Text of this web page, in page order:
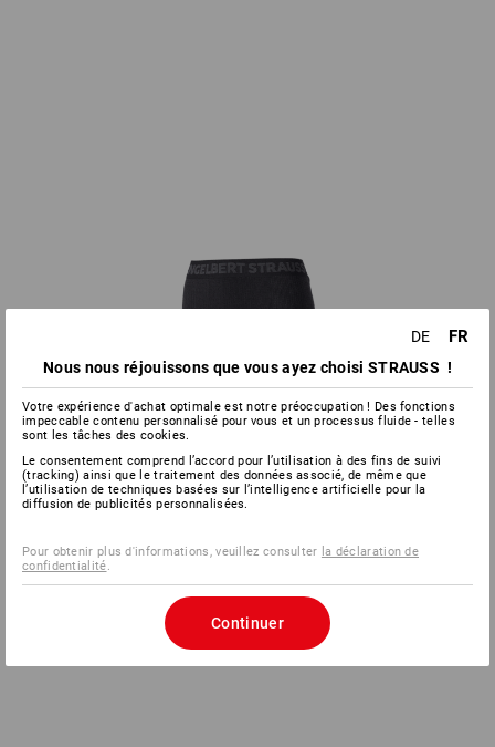
DE FR
Nous nous réjouissons que vous ayez choisi STRAUSS !
Votre expérience d'achat optimale est notre préoccupation ! Des fonctions
impeccable contenu personnalisé pour vous et un processus fluide - telles
sont les tâches des cookies.
Le consentement comprend l’accord pour l’utilisation à des fins de suivi
(tracking) ainsi que le traitement des données associé, de même que
l’utilisation de techniques basées sur l’intelligence artificielle pour la
diffusion de publicités personnalisées.
Pour obtenir plus d'informations, veuillez consulter la déclaration de
confidentialité.
Continuer